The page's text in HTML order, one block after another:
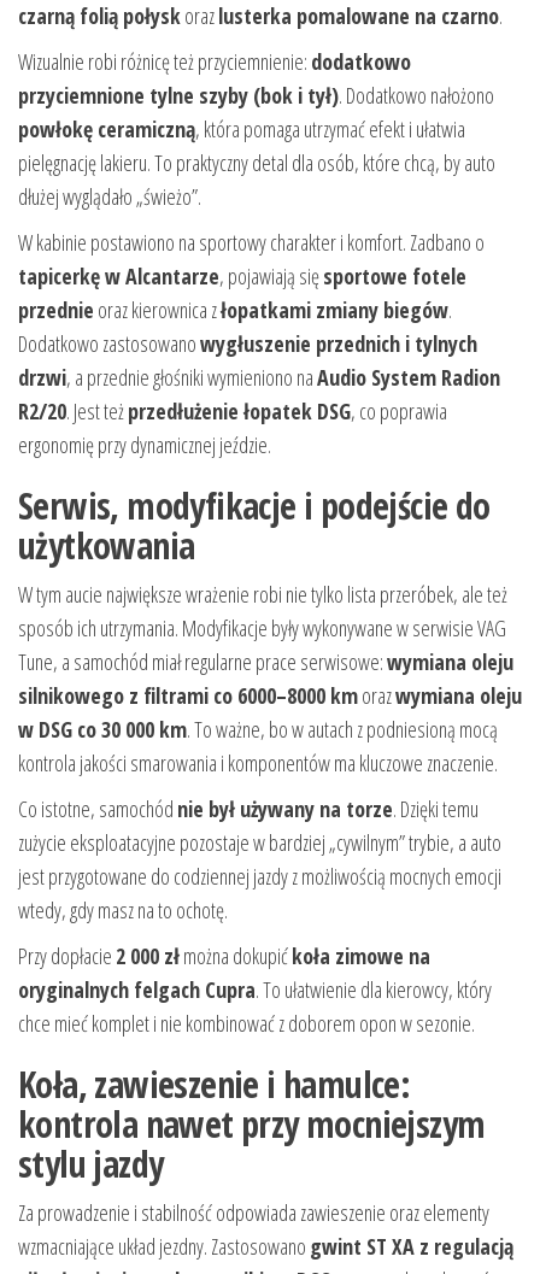
czarną folią połyskorazlusterka pomalowane na czarno.
Wizualnie robi różnicę też przyciemnienie: dodatkowo
przyciemnione tylne szyby (bok i tył). Dodatkowo nałożono
powłokę ceramiczną, która pomaga utrzymać efekt i ułatwia
pielęgnację lakieru. To praktyczny detal dla osób, które chcą, by auto
dłużej wyglądało „świeżo”.
W kabinie postawiono na sportowy charakter i komfort. Zadbano o
tapicerkę w Alcantarze, pojawiają sięsportowe fotele
przednie oraz kierownica złopatkami zmiany biegów.
Dodatkowo zastosowanowygłuszenie przednich i tylnych
drzwi, a przednie głośniki wymieniono naAudio System Radion
R2/20. Jest teżprzedłużenie łopatek DSG, co poprawia
ergonomię przy dynamicznej jeździe.
Serwis, modyfikacje i podejście do
użytkowania
W tym aucie największe wrażenie robi nie tylko lista przeróbek, ale też
sposób ich utrzymania. Modyfikacje były wykonywane w serwisie VAG
Tune, a samochód miał regularne prace serwisowe:wymiana oleju
silnikowego z filtrami co 6000–8000 kmorazwymiana oleju
w DSG co 30 000 km. To ważne, bo w autach z podniesioną mocą
kontrola jakości smarowania i komponentów ma kluczowe znaczenie.
Co istotne, samochód nie był używany na torze. Dzięki temu
zużycie eksploatacyjne pozostaje w bardziej „cywilnym” trybie, a auto
jest przygotowane do codziennej jazdy z możliwością mocnych emocji
wtedy, gdy masz na to ochotę.
Przy dopłacie 2 000 złmożna dokupićkoła zimowe na
oryginalnych felgach Cupra. To ułatwienie dla kierowcy, który
chce mieć komplet i nie kombinować z doborem opon w sezonie.
Koła, zawieszenie i hamulce:
kontrola nawet przy mocniejszym
stylu jazdy
Za prowadzenie i stabilność odpowiada zawieszenie oraz elementy
wzmacniające układ jezdny. Zastosowano gwint ST XA z regulacją